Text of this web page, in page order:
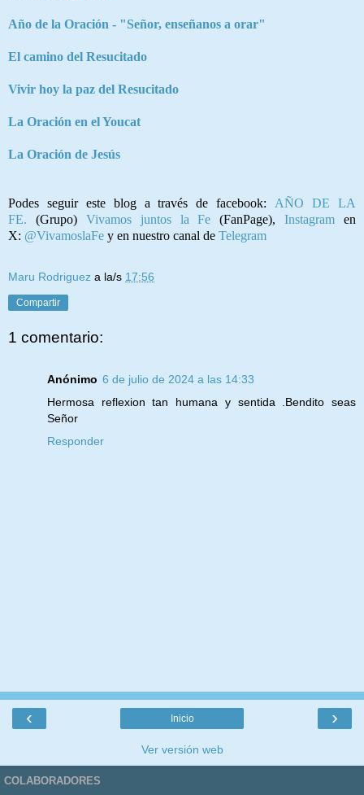
Año de la Oración - "Señor, enseñanos a orar"
El camino del Resucitado
Vivir hoy la paz del Resucitado
La Oración en el Youcat
La Oración de Jesús
Podes seguir este blog a través de facebook: AÑO DE LA
FE. (Grupo) Vivamos juntos la Fe (FanPage),Instagram en
X: @VivamoslaFe y en nuestro canal de Telegram
Maru Rodriguez a la/s 17:56
Compartir
1 comentario:
Anónimo 6 de julio de 2024 a las 14:33
Hermosa reflexion tan humana y sentida .Bendito seas
Señor
Responder
‹ ›
Inicio
Ver versión web
COLABORADORES